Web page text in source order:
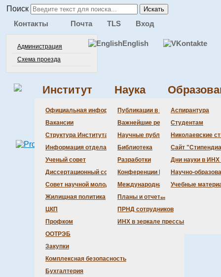
Поиск Искать
Контакты
Администрация
Схема проезда
Почта TLS Вход
English
Институт
Официальная информация
Бланки
История
Локальные
Вакансии
Структура Института
Информация отдела кадров
Ученый совет
Состав
Повестка
Информация
Диссертационный совет
Состав
Даты защит
Шифры
Совет научной молодежи
Состав СНМ
Жилищная политика
ЦКП
Профком
ООТРЭБ
Закупки
Комплексная безопасность
Бухгалтерия
Новости
Награды
Наука
Публикации в ведущих журналах
Важнейшие результаты
Научные публикации сотрудников
Библиотека
Разработки
Конференции Института
Международная деятельность
Планы и отчеты
ПРНД сотрудников
ИНХ в зеркале прессы
Аспирантура
Студентам
Николаевские
Сайт
Дни науки в
Научно-
Учебные